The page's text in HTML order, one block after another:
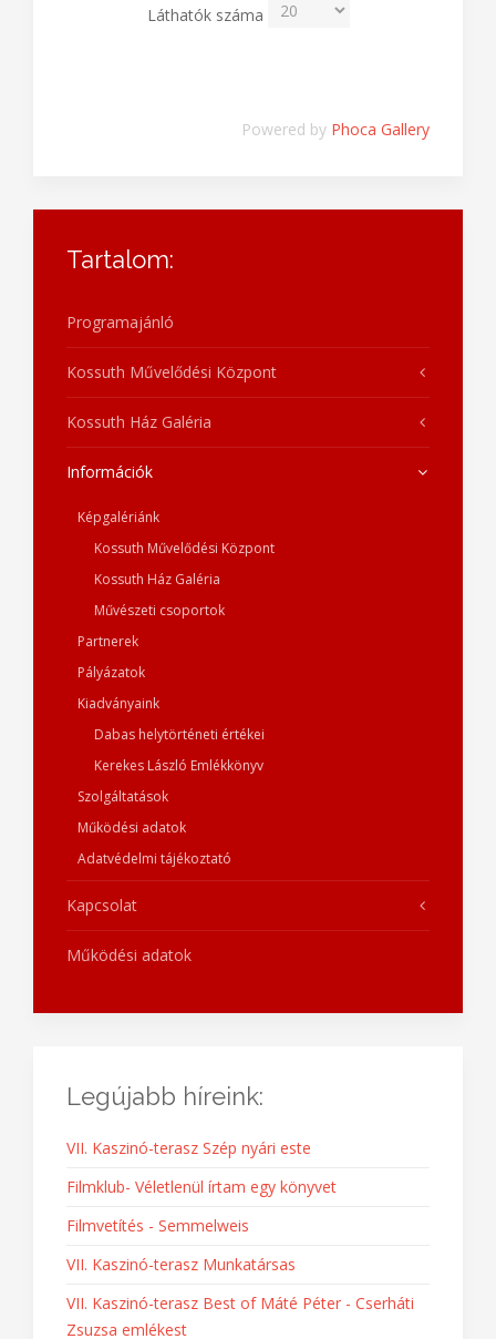
Láthatók száma
Powered by Phoca Gallery
Tartalom:
Programajánló
Kossuth Művelődési Központ
Kossuth Ház Galéria
Információk
Képgalériánk
Kossuth Művelődési Központ
Kossuth Ház Galéria
Művészeti csoportok
Partnerek
Pályázatok
Kiadványaink
Dabas helytörténeti értékei
Kerekes László Emlékkönyv
Szolgáltatások
Működési adatok
Adatvédelmi tájékoztató
Kapcsolat
Működési adatok
Legújabb híreink:
VII. Kaszinó-terasz Szép nyári este
Filmklub- Véletlenül írtam egy könyvet
Filmvetítés - Semmelweis
VII. Kaszinó-terasz Munkatársas
VII. Kaszinó-terasz Best of Máté Péter - Cserháti
Zsuzsa emlékest